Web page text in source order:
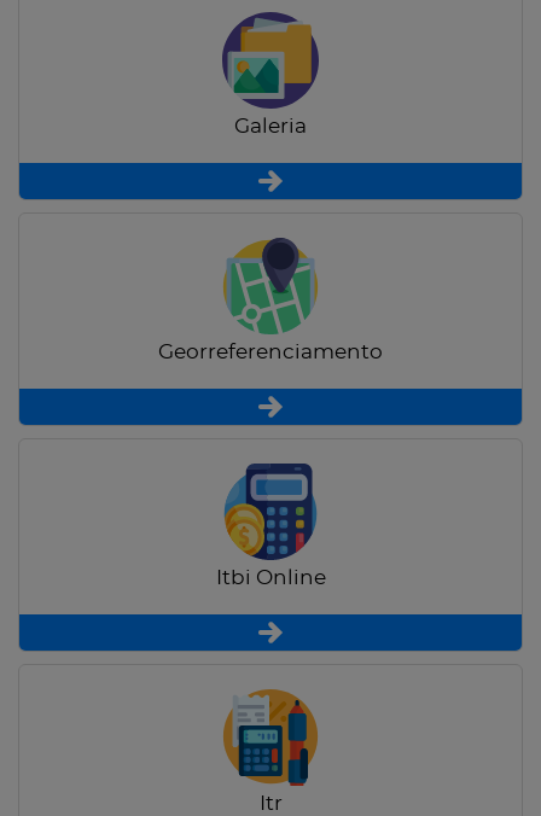
Galeria
Georreferenciamento
Itbi Online
Itr